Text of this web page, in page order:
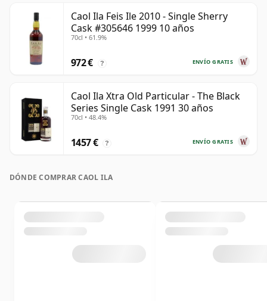
Caol Ila Feis Ile 2010 - Single Sherry
Cask #305646 1999 10 años
70cl • 61.9%
ENVÍO GRATIS
972 € ?
Caol Ila Xtra Old Particular - The Black
Series Single Cask 1991 30 años
70cl • 48.4%
ENVÍO GRATIS
1457 € ?
DÓNDE COMPRAR CAOL ILA